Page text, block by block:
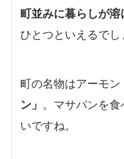
町並みに暮らしが溶
ひとつといえるでし
町の名物はアーモ
ン」 。マサパンを
いですね。